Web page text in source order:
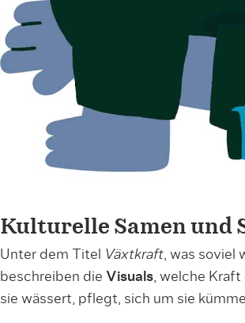
Kulturelle Samen und
Unter dem Titel Växtkraft, was soviel
beschreiben die Visuals, welche Kraft
sie wässert, pflegt, sich um sie